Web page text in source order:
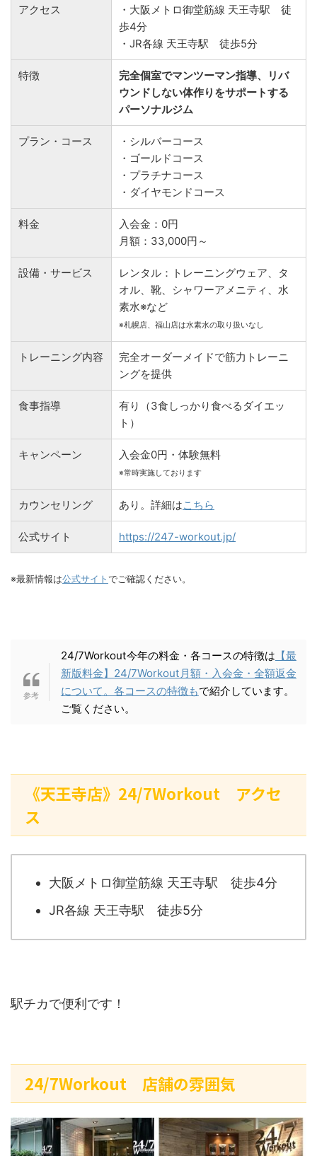
アクセス
・大阪メトロ御堂筋線 天王寺駅 徒
歩4分
・JR各線 天王寺駅 徒歩5分
特徴
完全個室でマンツーマン指導、リバ
ウンドしない体作りをサポートする
パーソナルジム
プラン・コース
・シルバーコース
・ゴールドコース
・プラチナコース
・ダイヤモンドコース
料金
入会金：0円
月額：33,000円～
設備・サービス
レンタル：トレーニングウェア、タ
オル、靴、シャワーアメニティ、水
素水※など
※札幌店、福山店は水素水の取り扱いなし
トレーニング内容
完全オーダーメイドで筋力トレーニ
ングを提供
食事指導
有り（3食しっかり食べるダイエッ
ト）
キャンペーン 入会金0円・体験無料
※常時実施しております
カウンセリング あり。詳細はこちら
公式サイト https://247-workout.jp/
※最新情報は公式サイト でご確認ください。
24/7Workout今年の料金・各コースの特徴は 【最
新版料金】24/7Workout月額・入会金・全額返金
について。各コースの特徴もで紹介しています。
ご覧ください。
《天王寺店》24/7Workout アクセ
ス
大阪メトロ御堂筋線 天王寺駅 徒歩4分
JR各線 天王寺駅 徒歩5分
駅チカで便利です！
24/7Workout 店舗の雰囲気